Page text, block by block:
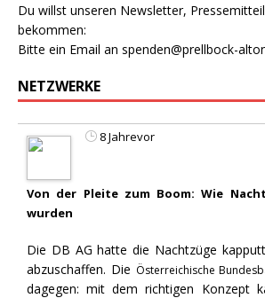
Du willst unseren Newsletter,
bekommen:
Bitte ein Email an spenden@prellbock-
NETZWERKE
8 Jahrevor
Von der Pleite zum Boom: Wie
wurden
Die DB AG hatte die Nachtzüge
abzuschaffen. Die Österreichische
dagegen: mit dem richtigen Konzept